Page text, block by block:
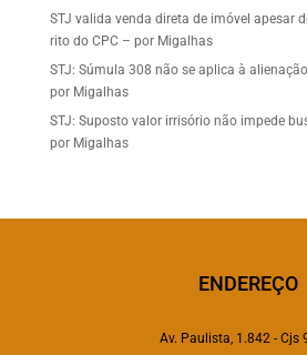
STJ valida venda direta de imóvel apesar
rito do CPC – por Migalhas
STJ: Súmula 308 não se aplica à
por Migalhas
STJ: Suposto valor irrisório não impede
por Migalhas
ENDEREÇO
Av. Paulista, 1.842 - Cjs